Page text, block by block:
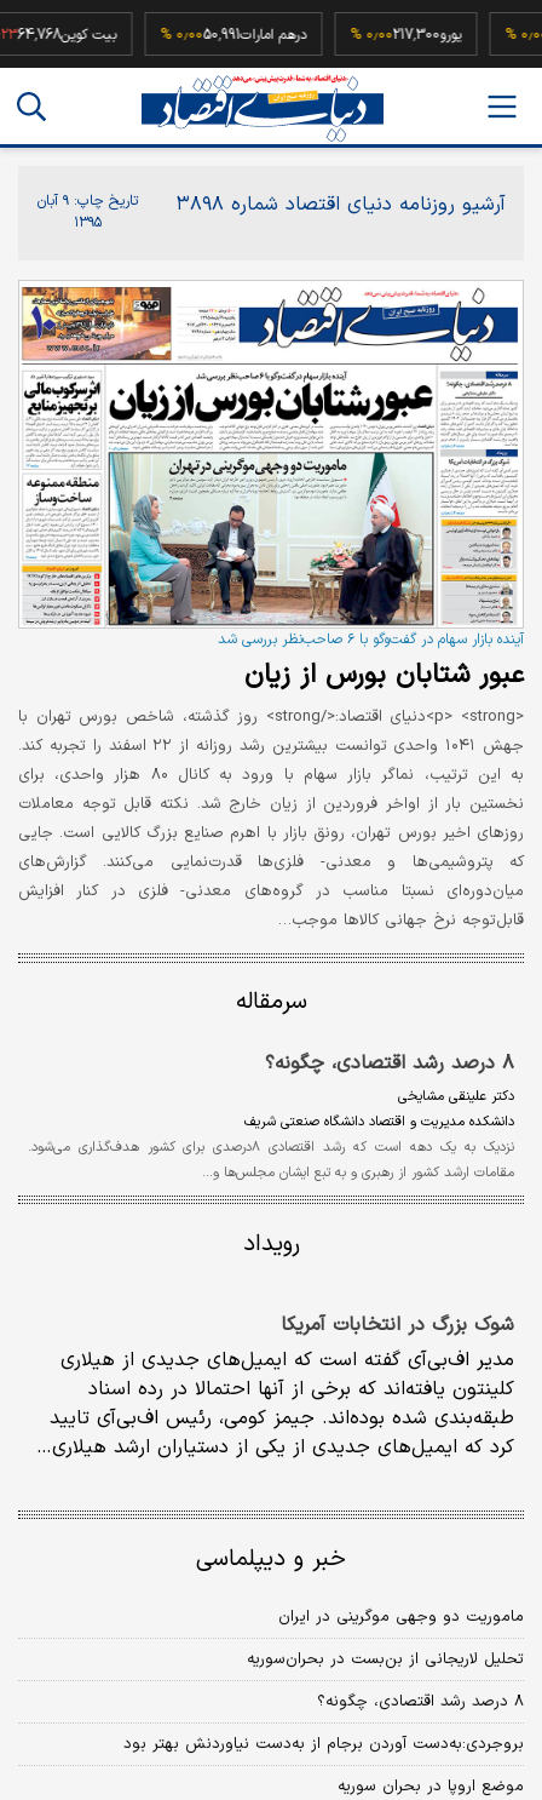
۰٫۰۰ % یورو217,300 ۰٫۰۰ % درهم امارات50,991 ۰٫۰۰ % بیت کوین
آرشیو روزنامه دنیای اقتصاد شماره ۳۸۹۸ تاریخ چاپ: ۹ آبان
۱۳۹۵
آینده بازار سهام در گفت‌و‌گو با ۶ صاحب‌نظر بررسی شد
عبور شتابان بورس از زیان
<p> <strong>دنیای اقتصاد:</strong> روز گذشته، شاخص بورس تهران با
جهش ۱۰۴۱ واحدی توانست بیشترین رشد روزانه از ۲۲ اسفند را تجربه کند.
به این ترتیب، نماگر بازار سهام با ورود به کانال ۸۰ هزار واحدی، برای
نخستین بار از اواخر فروردین از زیان خارج شد. نکته قابل توجه معاملات
روزهای اخیر بورس تهران، رونق بازار با اهرم صنایع بزرگ کالایی است. جایی
که پتروشیمی‌ها و معدنی- فلزی‌ها قدرت‌نمایی می‌کنند. گزارش‌های
میان‌دوره‌ای نسبتا مناسب در گروه‌های معدنی- فلزی در کنار افزایش
قابل‌توجه نرخ جهانی کالاها موجب…
سرمقاله
۸ درصد رشد اقتصادی، چگونه؟
دکتر علینقی مشایخی
دانشکده مدیریت و اقتصاد دانشگاه صنعتی شریف
نزدیک به یک دهه است که رشد اقتصادی ۸درصدی برای کشور هدف‌گذاری می‌شود.
مقامات ارشد کشور از رهبری و به تبع ایشان مجلس‌ها و…
رویداد
شوک بزرگ در انتخابات آمریکا
مدیر اف‌بی‌آی گفته است که ایمیل‌های جدیدی از هیلاری
کلینتون یافته‌اند که برخی از آنها احتمالا در رده اسناد
طبقه‌بندی شده بوده‌اند. جیمز کومی، رئیس اف‌بی‌آی تایید
کرد که ایمیل‌های جدیدی از یکی از دستیاران ارشد هیلاری…
خبر و دیپلماسی
ماموریت دو وجهی موگرینی در ایران
تحلیل لاریجانی از بن‌بست در بحران‌سوریه
۸ درصد رشد اقتصادی، چگونه؟
بروجردی:به‌دست آوردن برجام از به‌دست نیاوردنش بهتر بود
موضع اروپا در بحران سوریه